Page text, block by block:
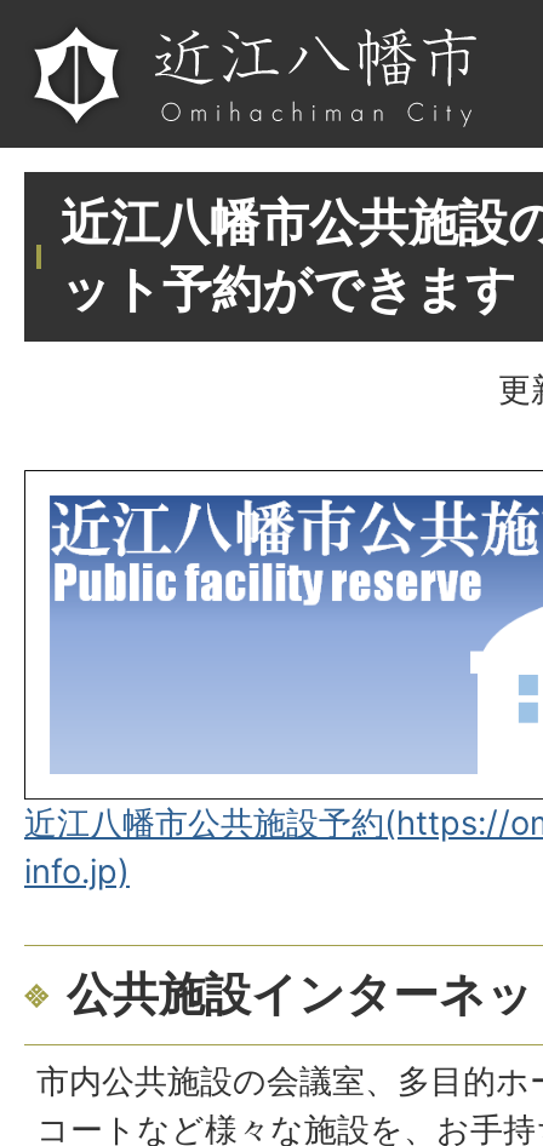
近江八幡市公共施設
ット予約ができます
更
近江八幡市公共施設予約(https://
info.jp)
公共施設インターネ
市内公共施設の会議室、多目的
コートなど様々な施設を、お手